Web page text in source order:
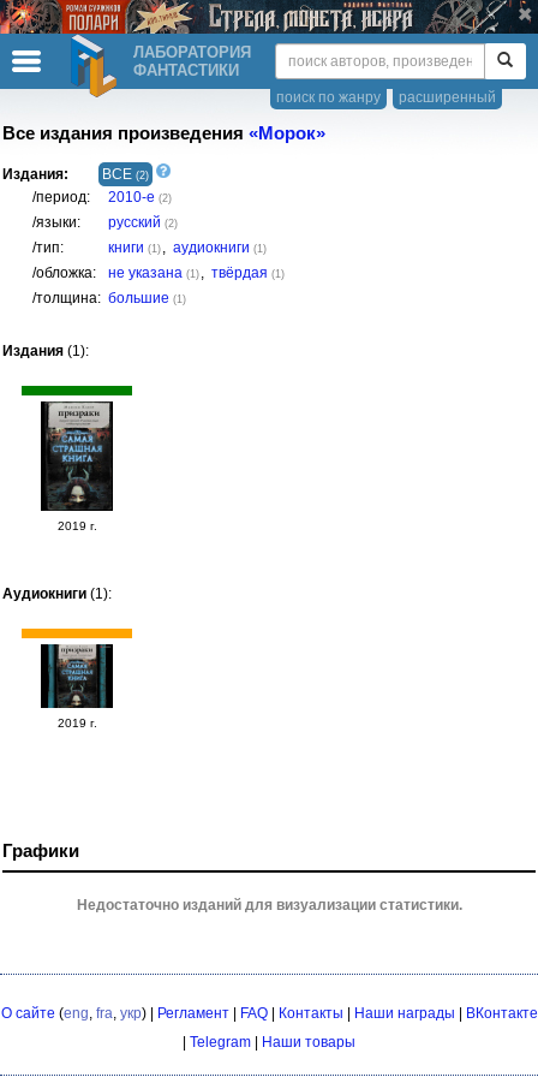
ЛАБОРАТОРИЯ
ФАНТАСТИКИ
расширенный
поиск по жанру
Все издания произведения «Морок»
Издания: ВСЕ (2)
/период: 2010-е (2)
/языки: русский (2)
/тип: книги (1) , аудиокниги (1)
/обложка: не указана (1) , твёрдая (1)
/толщина: большие (1)
Издания (1):
2019 г.
Аудиокниги (1):
2019 г.
Графики
Недостаточно изданий для визуализации статистики.
О сайте (eng, fra, укр) | Регламент| FAQ| Контакты Наши награды
ВКонтакте
Telegram Наши товары